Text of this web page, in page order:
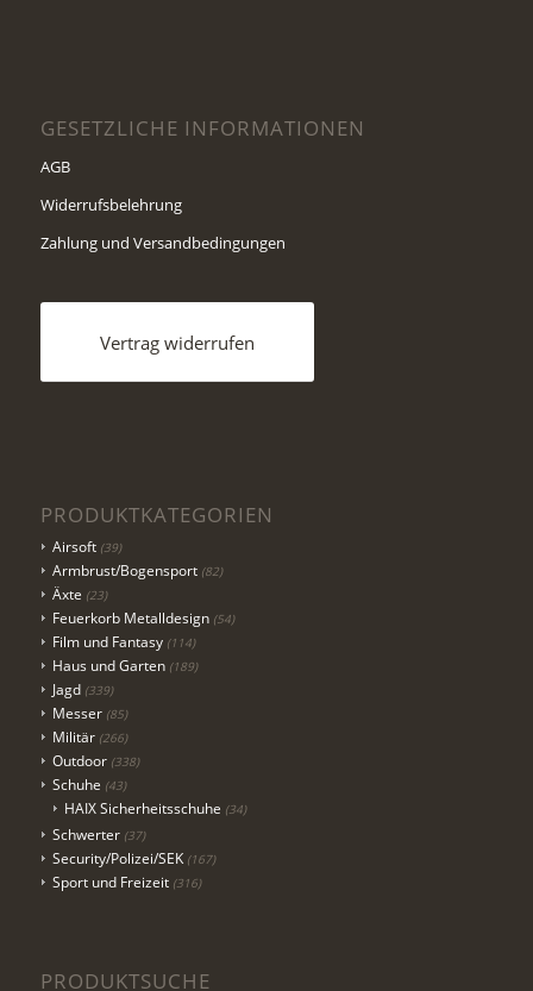
GESETZLICHE INFORMATIONEN
AGB
Widerrufsbelehrung
Zahlung und Versandbedingungen
Vertrag widerrufen
PRODUKTKATEGORIEN
Airsoft (39)
Armbrust/Bogensport (82)
Äxte (23)
Feuerkorb Metalldesign (54)
Film und Fantasy (114)
Haus und Garten (189)
Jagd (339)
Messer (85)
Militär (266)
Outdoor (338)
Schuhe (43)
HAIX Sicherheitsschuhe (34)
Schwerter (37)
Security/Polizei/SEK (167)
Sport und Freizeit (316)
PRODUKTSUCHE